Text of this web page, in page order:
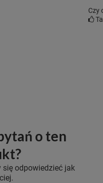
Czy
o ten
odpowiedzieć jak